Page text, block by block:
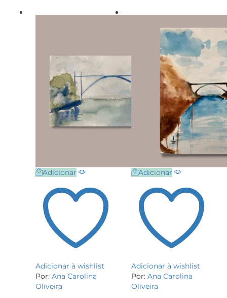
Adicionar
Adicionar à wishlist
Por: Ana Carolina
Oliveira
Adicionar
Adicionar à wishlist
Por: Ana Carolina
Oliveira